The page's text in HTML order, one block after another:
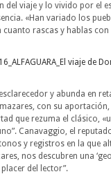
viaje y lo vivido por el
«Han variado los
rascas y hablas con
y abunda en
con su
que rezuma el clásico,
Canavaggio, el
y registros en la que
nos descubren una
del lector”.